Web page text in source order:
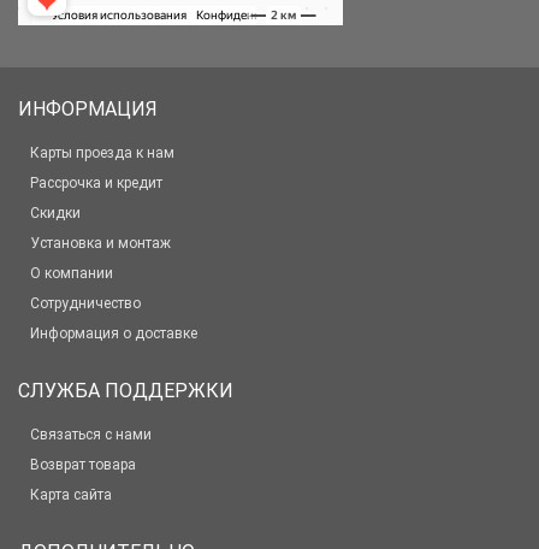
ИНФОРМАЦИЯ
Карты проезда к нам
Рассрочка и кредит
Скидки
Установка и монтаж
О компании
Сотрудничество
Информация о доставке
СЛУЖБА ПОДДЕРЖКИ
Связаться с нами
Возврат товара
Карта сайта